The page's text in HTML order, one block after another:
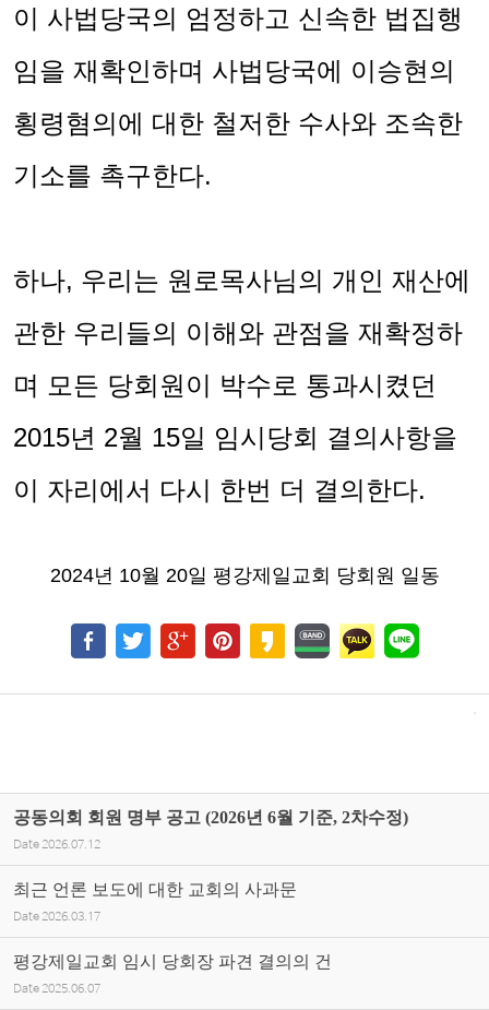
이 사법당국의 엄정하고 신속한 법집행
임을 재확인하며 사법당국에 이승현의
횡령혐의에 대한 철저한 수사와 조속한
기소를 촉구한다.
하나, 우리는 원로목사님의 개인 재산에
관한 우리들의 이해와 관점을 재확정하
며 모든 당회원이 박수로 통과시켰던
2015년 2월 15일 임시당회 결의사항을
이 자리에서 다시 한번 더 결의한다.
2024년 10월 20일 평강제일교회 당회원 일동
공동의회 회원 명부 공고 (2026년 6월 기준, 2차수정)
Date 2026.07.12
최근 언론 보도에 대한 교회의 사과문
Date 2026.03.17
평강제일교회 임시 당회장 파견 결의의 건
Date 2025.06.07